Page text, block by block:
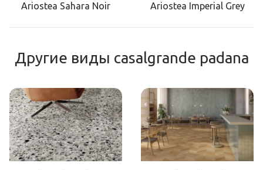
Ariostea Sahara Noir Ariostea Imperial Grey
Другие виды casalgrande padana